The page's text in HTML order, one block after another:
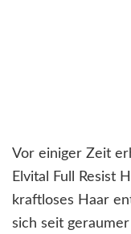
Vor einiger Zeit
Elvital Full Resist
kraftloses Haar
sich seit